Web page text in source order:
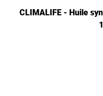
CLIMALIFE - Huile